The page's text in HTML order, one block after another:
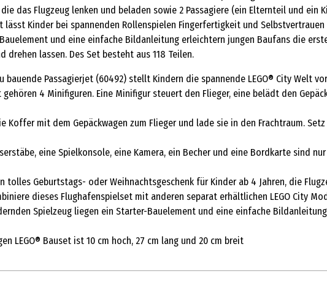
das Flugzeug lenken und beladen sowie 2 Passagiere (ein Elternteil und ein
Kinder bei spannenden Rollenspielen Fingerfertigkeit und
und eine einfache Bildanleitung erleichtern jungen Baufans die
lassen. Des Set besteht aus 118 Teilen.
zu bauende Passagierjet (60492) stellt Kindern die spannende LEGO® City
gehören 4 Minifiguren. Eine Minifigur steuert den Flieger, eine belädt den
die Koffer mit dem Gepäckwagen zum Flieger und lade sie in den
eine Spielkonsole, eine Kamera, ein Becher und eine Bordkarte
ein tolles Geburtstags- oder Weihnachtsgeschenk für Kinder ab 4 Jahren, die
Kombiniere dieses Flughafenspielset mit anderen separat erhältlichen LEGO City
Spielzeug liegen ein Starter-Bauelement und eine einfache
LEGO® Bauset ist 10 cm hoch, 27 cm lang und 20 cm breit